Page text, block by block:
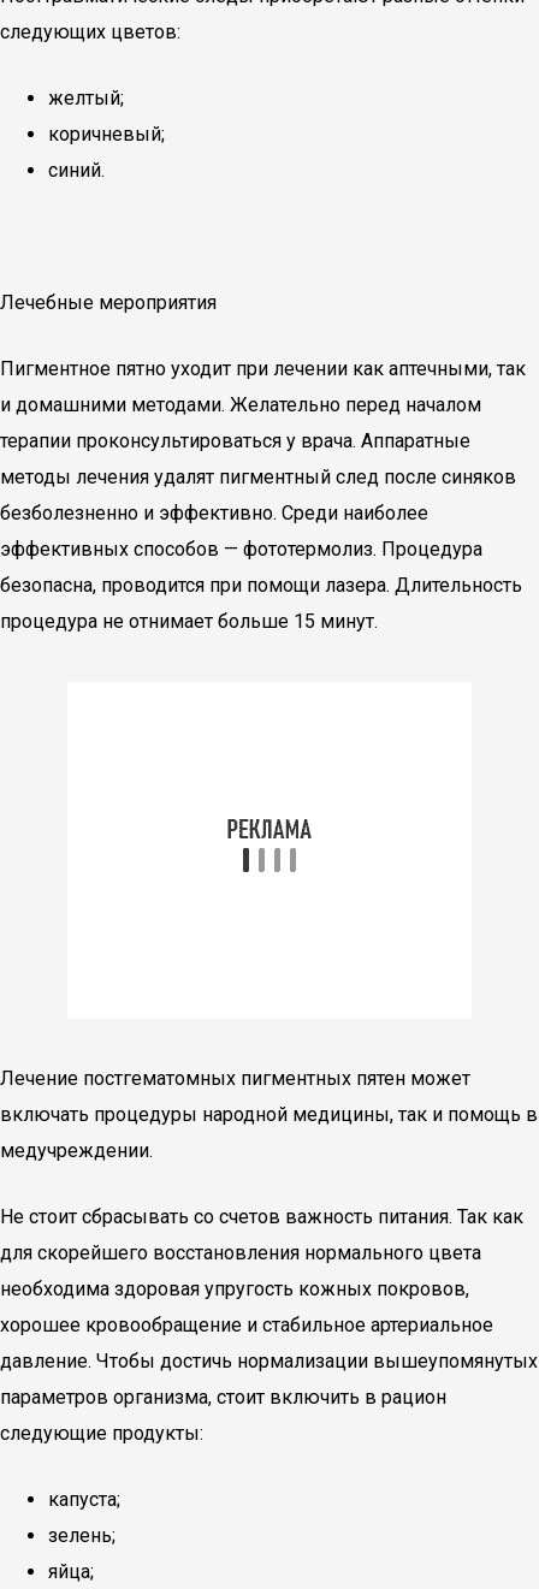
следующих цветов:
желтый;
коричневый;
синий.
Лечебные мероприятия
Пигментное пятно уходит при лечении как аптечными, так
и домашними методами. Желательно перед началом
терапии проконсультироваться у врача. Аппаратные
методы лечения удалят пигментный след после синяков
безболезненно и эффективно. Среди наиболее
эффективных способов — фототермолиз. Процедура
безопасна, проводится при помощи лазера. Длительность
процедура не отнимает больше 15 минут.
Лечение постгематомных пигментных пятен может
включать процедуры народной медицины, так и помощь в
медучреждении.
Не стоит сбрасывать со счетов важность питания. Так как
для скорейшего восстановления нормального цвета
необходима здоровая упругость кожных покровов,
хорошее кровообращение и стабильное артериальное
давление. Чтобы достичь нормализации вышеупомянутых
параметров организма, стоит включить в рацион
следующие продукты:
капуста;
зелень;
яйца;